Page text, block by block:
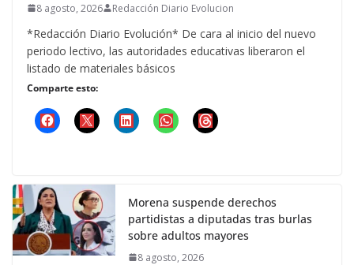
8 agosto, 2026 Redacción Diario Evolucion
*Redacción Diario Evolución* De cara al inicio del nuevo
periodo lectivo, las autoridades educativas liberaron el
listado de materiales básicos
Comparte esto:
Morena suspende derechos
partidistas a diputadas tras burlas
sobre adultos mayores
8 agosto, 2026